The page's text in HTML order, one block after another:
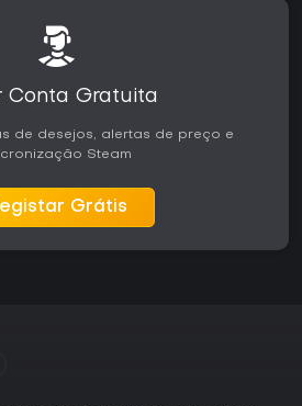
Conta Gratuita
de desejos, alertas de preço e
Steam
Grátis